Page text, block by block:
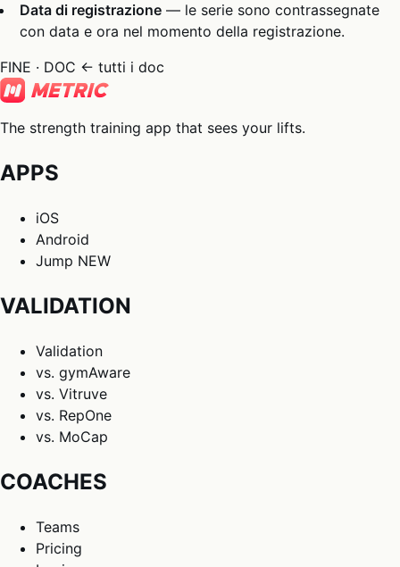
Data di registrazione — le serie sono contrassegnate
con data e ora nel momento della registrazione.
FINE · DOC ← tutti i doc
The strength training app that sees your lifts.
APPS
iOS
Android
Jump NEW
VALIDATION
Validation
vs. gymAware
vs. Vitruve
vs. RepOne
vs. MoCap
COACHES
Teams
Pricing